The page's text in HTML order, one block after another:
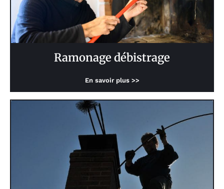
Ramonage débistrage
En savoir plus >>